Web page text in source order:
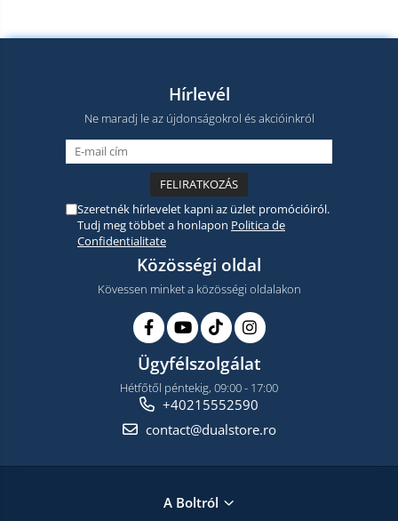
Hírlevél
Ne maradj le az újdonságokrol és akcióinkról
Szeretnék hírlevelet kapni az üzlet promócióiról.
Tudj meg többet a honlapon Politica de
Confidentialitate
Közösségi oldal
Kövessen minket a közösségi oldalakon
Ügyfélszolgálat
Hétfőtől péntekig, 09:00 - 17:00
+40215552590
contact@dualstore.ro
A Boltról